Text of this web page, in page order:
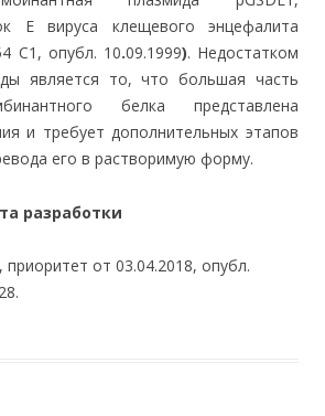
E вируса клещевого энцефалита
С1, опубл. 10.09.1999). Недостатком
является то, что большая часть
белка представлена
и требует дополнительных этапов
его в растворимую форму.
разработки
, приоритет от 03.04.2018, опубл.